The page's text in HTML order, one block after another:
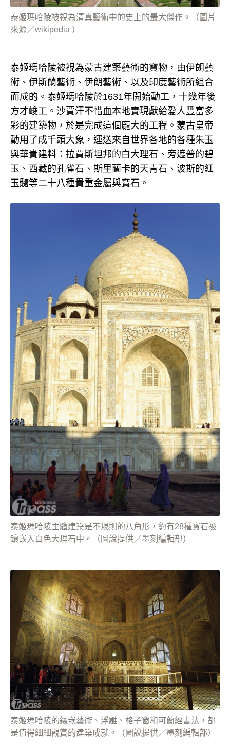
泰姬瑪哈陵被視為清真藝術中的史上的最大傑作。（圖片
來源／wikipedia ）
泰姬瑪哈陵被視為蒙古建築藝術的寶物，由伊朗藝
術、伊斯蘭藝術、伊朗藝術、以及印度藝術所組合
而成的。泰姬瑪哈陵於1631年開始動工，十幾年後
方才峻工。沙賈汗不惜血本地實現獻給愛人豐富多
彩的建築物，於是完成這個龐大的工程。蒙古皇帝
動用了成千頭大象，運送來自世界各地的各種朱玉
與華貴建料：拉賈斯坦邦的白大理石、旁遮普的碧
玉、西藏的孔雀石、斯里蘭卡的天青石、波斯的紅
玉髓等二十八種貴重金屬與寶石。
泰姬瑪哈陵主體建築是不規則的八角形，約有28種寶石被
鑲嵌入白色大理石中。（圖說提供／墨刻編輯部）
泰姬瑪哈陵的鑲嵌藝術、浮雕、格子窗和可蘭經書法，都
是值得細細觀賞的建築成就。（圖說提供／墨刻編輯部）